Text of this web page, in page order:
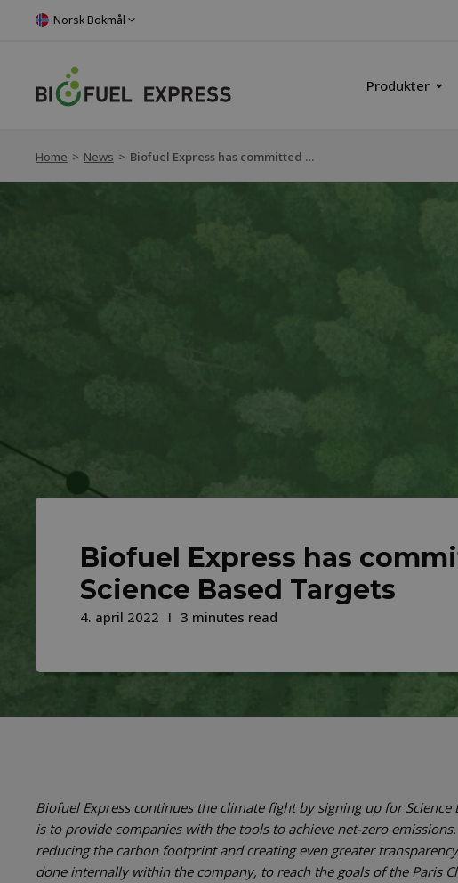
Norsk Bokmål
Produkter
Home > News > Biofuel Express has committed to Science Based Targets
Biofuel Express has
Science Based Targets
4. april 2022 3 minutes read
Biofuel Express continues the climate fight by signing up for Science
is to provide companies with the tools to achieve net-zero
reducing the carbon footprint and creating even greater
done internally within the company, to reach the goals of the Paris